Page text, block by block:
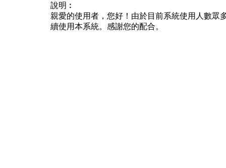
說明︰
親愛的使用者，您好！由於目前系統使用人數眾
續使用本系統。感謝您的配合。